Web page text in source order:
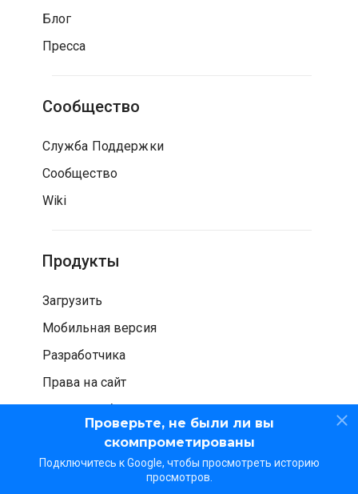
Проверьте, не были ли вы
скомпрометированы
Подключитесь к Google, чтобы просмотреть историю
просмотров.
Блог
Пресса
Сообщество
Служба Поддержки
Сообщество
Wiki
Продукты
Загрузить
Мобильная версия
Разработчика
Права на сайт
Проверка безопасности